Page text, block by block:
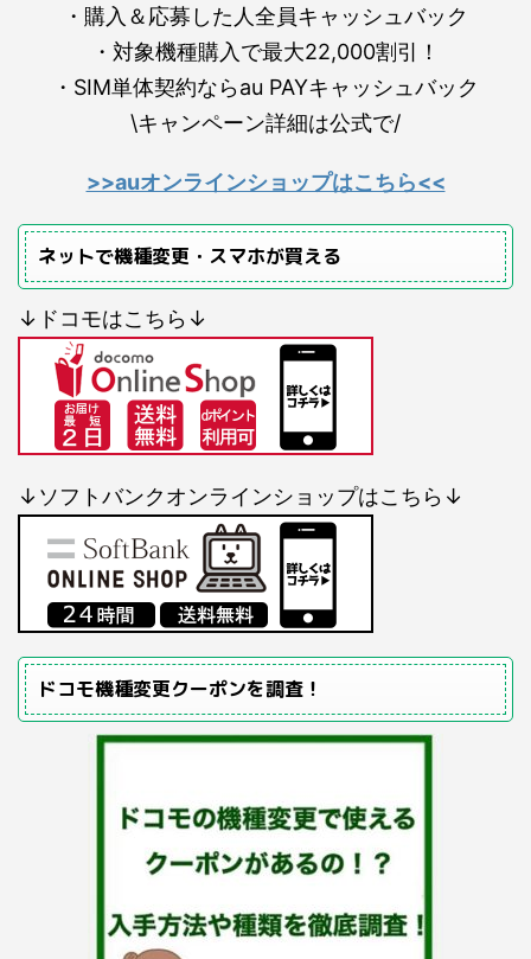
・購入＆応募した人全員キャッシュバック
・対象機種購入で最大22,000割引！
・SIM単体契約ならau PAYキャッシュバック
\キャンペーン詳細は公式で/
>>auオンラインショップはこちら<<
ネットで機種変更・スマホが買える
↓ドコモはこちら↓
↓ソフトバンクオンラインショップはこちら↓
ドコモ機種変更クーポンを調査！